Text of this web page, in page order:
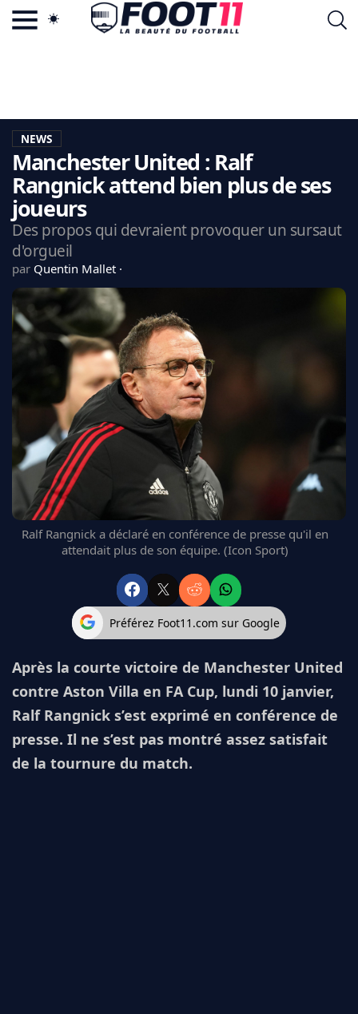
LA CHARTE
VIE PRIVÉE
CGU
CONTACTEZ-NOUS
MERCATO
CDM 2026
EDF
PSG
LIGUE 1
REAL MADRID
FC BARCELONE
MANCHESTER UNITED
CHELSEA
ARSENAL
BAYERN
L'AVIS DE LA RÉDAC'
NEWS
Manchester United : Ralf
Rangnick attend bien plus de ses
joueurs
Des propos qui devraient provoquer un sursaut
d'orgueil
par Quentin Mallet
Ralf Rangnick a déclaré en conférence de presse qu'il en
attendait plus de son équipe. (Icon Sport)
Préférez Foot11.com sur Google
Après la courte victoire de Manchester United
contre Aston Villa en FA Cup, lundi 10 janvier,
Ralf Rangnick s’est exprimé en conférence de
presse. Il ne s’est pas montré assez satisfait
de la tournure du match.